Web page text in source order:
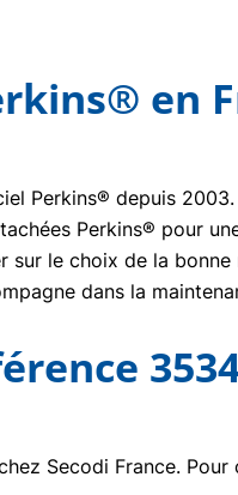
en
Perkins® depuis 2003.
Perkins® pour
le choix de la
dans la
Secodi France.